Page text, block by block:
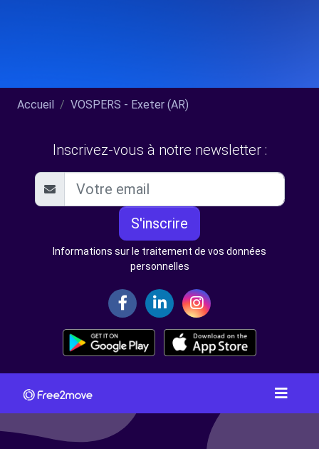
Accueil VOSPERS - Exeter (AR)
Inscrivez-vous à notre newsletter :
S'inscrire
Informations sur le traitement de vos données
personnelles